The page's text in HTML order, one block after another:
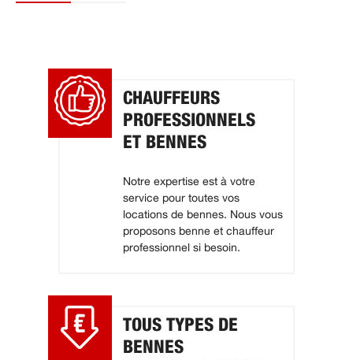
CHAUFFEURS
PROFESSIONNELS
ET BENNES
Notre expertise est à votre
service pour toutes vos
locations de bennes. Nous vous
proposons benne et chauffeur
professionnel si besoin.
TOUS TYPES DE
BENNES